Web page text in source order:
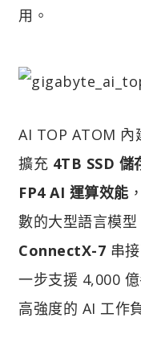
用。
AI TOP ATOM 內
擴充 4TB SSD 儲
FP4 AI 運算效能
數的大型語言模
ConnectX-7 串
一步支援 4,000
高強度的 AI 工作